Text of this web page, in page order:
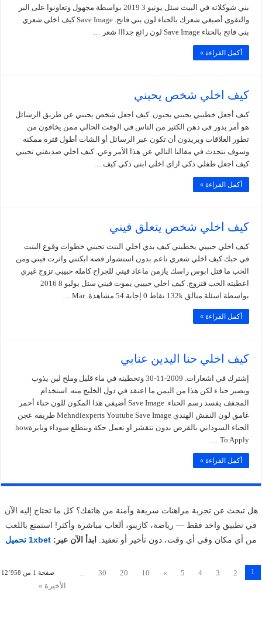
بني شوكلاته في البيت سئل يونيو 3 2019 بواسطة مجهول وتعاونوا على البر
والتقوى أصبغي شعرك بالحناء لون بني فاتح. Save Image كيف اخلي شعري
بني فاتح بالحناء Save Image لون رائع جدااا شعر …
أكمل القراءة »
كيف اخلي شخص يحبني
كيف أجعل خطيبي يحبني بجنون. كيف اجعل شخص يحبني عن طريق الرسائل
هو أمر يدور في ذهن الكثير من الناس في الوقت الحالي ممن يخافون من
تطور العلاقات ويريدون أن تكون عبر الرسائل أو الشات أطول فترة ممكنه
وسوف نتحدث في مقالنا التالي عن هذا الأمر وعن. كيف اخلي صديقتي تحبني
كيف اجعل طفلي ذكي ازاى اخلي ابنى ذكي كيف …
أكمل القراءة »
كيف اخلي شخص يتعلق فيني
كيف اخلي حبيبي يخطبني كيف بدي اخلي البنت تحبني خطوات وقوع البنت
في حبك كيف اخلي شعري ناعم بدون استشوار قصه ابكتني واثرت فيني ومن
الحب ما قتل ابوس راسك يازمن ماعاد فيني للجراح كامله حبيبي تزوج غيري
اعطيته الحب فتزوج. كيف اخلي حبيبي يموت فيني سئل يوليو 8 2016
بواسطة اسئلة متالق 132k نقاط 0 إجابة 54 مشاهدة. Mar …
أكمل القراءة »
كيف اخلي حنا اليدين عنابي
إشترك في اشعارات. 2009-11-30 وتحطينه في ماء قليل وملح لين يذوب
ويصير حنا ء لكن هذا من اليمن ما اعتقد في دول الخليج منه. استخدام
المجفف يفسد رسم الحناء. Save Image أضيفي هذا المكون للون حناء أحمر
غامق لون النقش الهندي Mehndiexperts Youtube Save Image طريقة عجن
الحناء السوداني بالقرض بدون تتقشر او تعمل حكة وبتطلع سوداء ونايرةhow
To Apply …
أكمل القراءة »
هل تبحث عن تجربة مراهنات سريعة وآمنة من هاتفك؟ كل ما تحتاج إليه الآن
في تطبيق واحد فقط — رياضة، كازينو، ألعاب مباشرة وأكثر! استمتع باللعب
من أي مكان وفي أي وقت، دون تأخير أو تعقيد.
ابدأ الآن عبر: 1xbet تحميل
صفحة 1 من 12٬958 1
2
3
4
5
»
10
20
30
...
الأخيرة »